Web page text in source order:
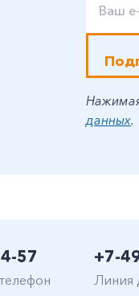
Ваш
данных.
57 +7-
Линия